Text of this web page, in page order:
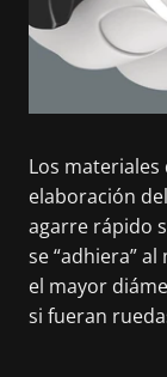
Los
elaboración
agarre rápido
se “adhiera”
el mayor
si fueran